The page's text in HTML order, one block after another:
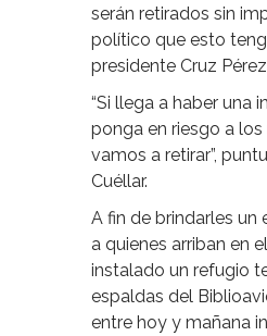
serán retirados sin
político que esto
presidente Cruz
“Si llega a haber una
ponga en riesgo a
vamos a retirar”,
Cuéllar.
A fin de brindarles un
a quienes arriban en
instalado un refugio
espaldas del
entre hoy y mañana